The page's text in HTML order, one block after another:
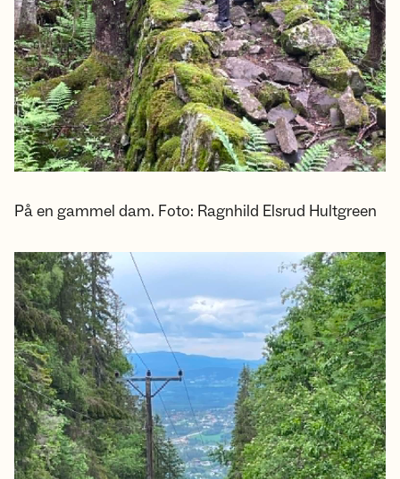
På en gammel dam. Foto: Ragnhild Elsrud Hultgreen